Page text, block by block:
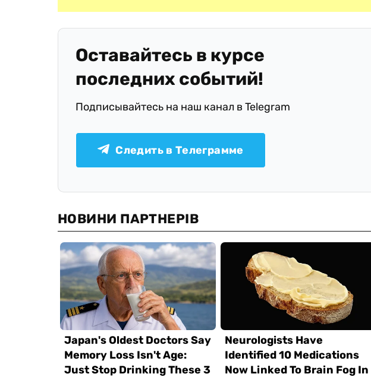
Оставайтесь в курсе
последних событий!
Подписывайтесь на наш канал в Telegram
Следить в Телеграмме